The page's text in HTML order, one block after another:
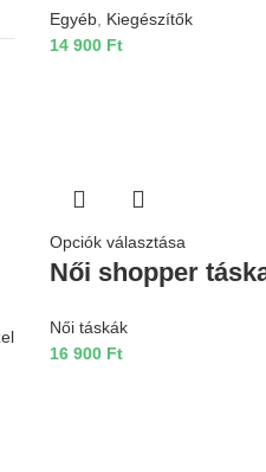
Egyéb, Kiegészítők
14 900 Ft
Opciók választása
Női shopper
Női táskák
16 900 Ft